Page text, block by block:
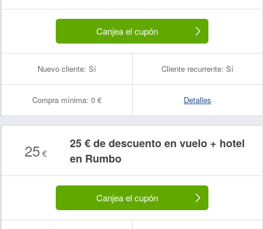
Canjea el cupón
Nuevo cliente: Sí Cliente recurrente: Sí
Compra mínima: 0 € Detalles
25€
25 € de descuento en vuelo + hotel
en Rumbo
Canjea el cupón